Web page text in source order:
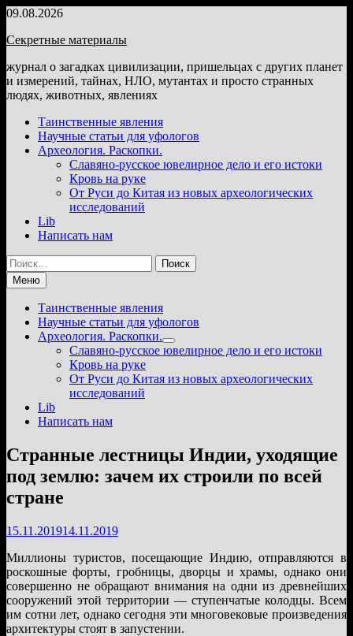
Перейти
содержимому
09.08.2026
Секретные материалы
журнал о загадках цивилизации, пришельцах с других планет
и измерений, тайнах, НЛО, мутантах и просто странных
людях, животных, явлениях
Таинственные явления
Научные статьи для уфологов
Археология. Раскопки.
Славяно-русское ювелирное дело и его истоки
Кровь на руке
От Руси до Китая из новых археологических
исследований
Lib
Написать нам
Найти:
Меню
Таинственные явления
Научные статьи для уфологов
Археология. Раскопки.
Показать
подменю
Славяно-русское ювелирное дело и его истоки
Кровь на руке
От Руси до Китая из новых археологических
исследований
Lib
Написать нам
Странные лестницы Индии, уходящие
под землю: зачем их строили по всей
стране
15.11.201914.11.2019
Миллионы туристов, посещающие Индию, отправляются в
роскошные форты, гробницы, дворцы и храмы, однако они
совершенно не обращают внимания на одни из древнейших
сооружений этой территории — ступенчатые колодцы. Всем
им сотни лет, однако сегодня эти многовековые произведения
архитектуры стоят в запустении.